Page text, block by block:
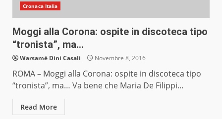
Cronaca Italia
Moggi alla Corona: ospite in discoteca tipo
“tronista”, ma…
Warsamé Dini Casali Novembre 8, 2016
ROMA – Moggi alla Corona: ospite in discoteca tipo
“tronista”, ma… Va bene che Maria De Filippi...
Read More